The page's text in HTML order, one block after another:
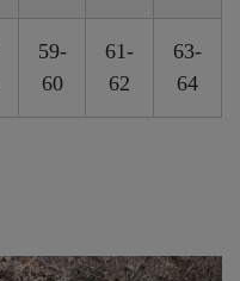
59-
60
61-
62
63-
64